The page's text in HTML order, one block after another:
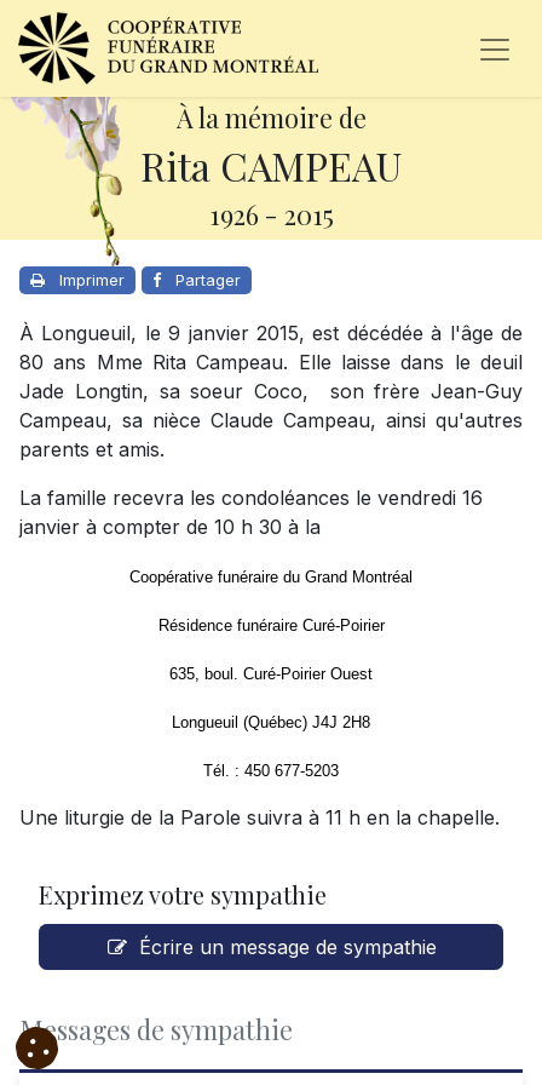
À la mémoire de
Rita CAMPEAU
1926 - 2015
Imprimer Partager
À Longueuil, le 9 janvier 2015, est décédée à l'âge de
80 ans Mme Rita Campeau. Elle laisse dans le deuil
Jade Longtin, sa soeur Coco, son frère Jean-Guy
Campeau, sa nièce Claude Campeau, ainsi qu'autres
parents et amis.
La famille recevra les condoléances le vendredi 16
janvier à compter de 10 h 30 à la
Coopérative funéraire du Grand Montréal
Résidence funéraire Curé-Poirier
635, boul. Curé-Poirier Ouest
Longueuil (Québec) J4J 2H8
Tél. : 450 677-5203
Une liturgie de la Parole suivra à 11 h en la chapelle.
Exprimez votre sympathie
Écrire un message de sympathie
Messages de sympathie